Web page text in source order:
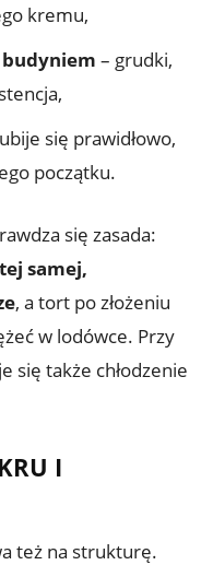
kremu,
budyniem – grudki,
się prawidłowo,
początku.
się zasada:
samej,
, a tort po złożeniu
w lodówce. Przy
się także chłodzenie
I
też na strukturę.